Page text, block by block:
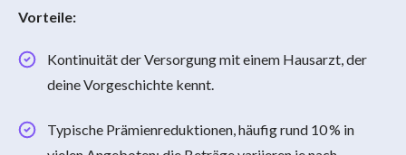
Vorteile:
Kontinuität der Versorgung mit einem Hausarzt, der
deine Vorgeschichte kennt.
Typische Prämienreduktionen, häufig rund 10 % in